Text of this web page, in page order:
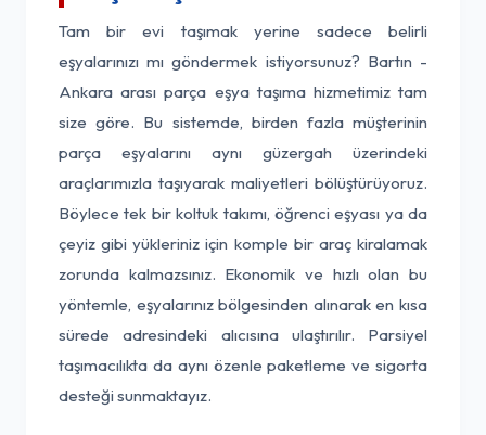
Tam bir evi taşımak yerine sadece belirli
eşyalarınızı mı göndermek istiyorsunuz? Bartın -
Ankara arası parça eşya taşıma hizmetimiz tam
size göre. Bu sistemde, birden fazla müşterinin
parça eşyalarını aynı güzergah üzerindeki
araçlarımızla taşıyarak maliyetleri bölüştürüyoruz.
Böylece tek bir koltuk takımı, öğrenci eşyası ya da
çeyiz gibi yükleriniz için komple bir araç kiralamak
zorunda kalmazsınız. Ekonomik ve hızlı olan bu
yöntemle, eşyalarınız bölgesinden alınarak en kısa
sürede adresindeki alıcısına ulaştırılır. Parsiyel
taşımacılıkta da aynı özenle paketleme ve sigorta
desteği sunmaktayız.